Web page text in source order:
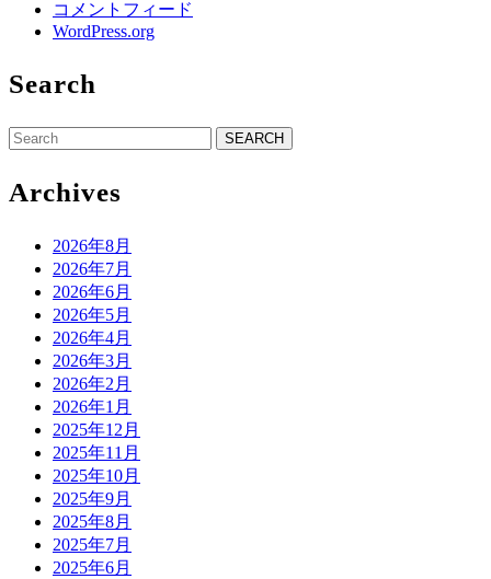
コメントフィード
WordPress.org
Search
Search
for:
Archives
2026年8月
2026年7月
2026年6月
2026年5月
2026年4月
2026年3月
2026年2月
2026年1月
2025年12月
2025年11月
2025年10月
2025年9月
2025年8月
2025年7月
2025年6月